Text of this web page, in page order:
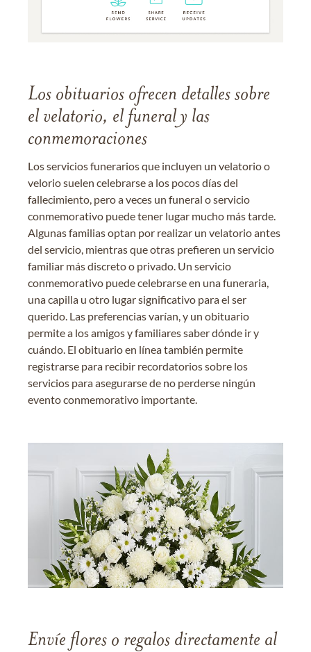
Los obituarios ofrecen detalles sobre
el velatorio, el funeral y las
conmemoraciones
Los servicios funerarios que incluyen un velatorio o
velorio suelen celebrarse a los pocos días del
fallecimiento, pero a veces un funeral o servicio
conmemorativo puede tener lugar mucho más tarde.
Algunas familias optan por realizar un velatorio antes
del servicio, mientras que otras prefieren un servicio
familiar más discreto o privado. Un servicio
conmemorativo puede celebrarse en una funeraria,
una capilla u otro lugar significativo para el ser
querido. Las preferencias varían, y un obituario
permite a los amigos y familiares saber dónde ir y
cuándo. El obituario en línea también permite
registrarse para recibir recordatorios sobre los
servicios para asegurarse de no perderse ningún
evento conmemorativo importante.
Envíe flores o regalos directamente al